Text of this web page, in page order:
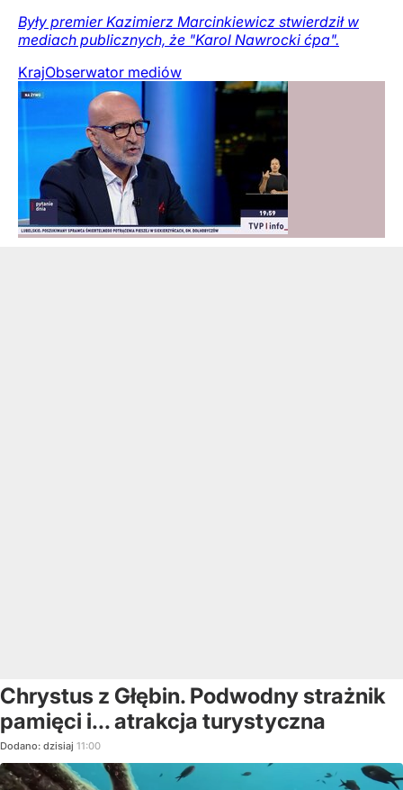
Były premier Kazimierz Marcinkiewicz stwierdził w
mediach publicznych, że "Karol Nawrocki ćpa".
KrajObserwator mediów
Chrystus z Głębin. Podwodny strażnik
pamięci i... atrakcja turystyczna
Dodano: dzisiaj 11:00